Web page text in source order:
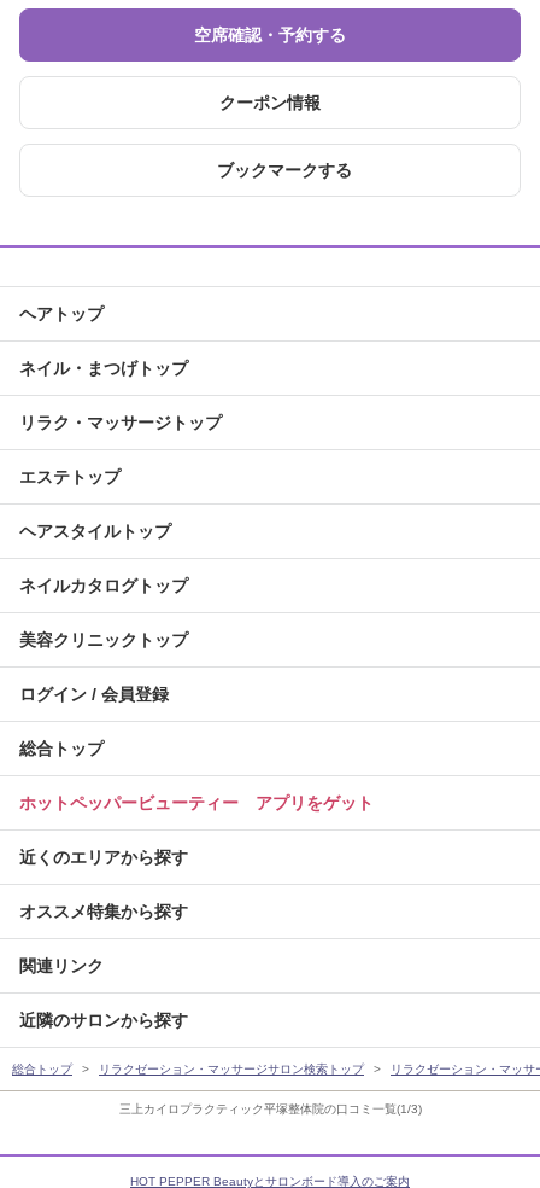
三上カイロプラクティック平塚整体院の口コミ一覧(1/3)
空席確認・予約する
クーポン情報
ブックマークする
ヘアトップ
ネイル・まつげトップ
リラク・マッサージトップ
エステトップ
ヘアスタイルトップ
ネイルカタログトップ
美容クリニックトップ
ログイン / 会員登録
総合トップ
ホットペッパービューティー アプリをゲット
近くのエリアから探す
オススメ特集から探す
関連リンク
近隣のサロンから探す
総合トップ リラクゼーション・マッサージサロン検索トップ リラクゼーション・マッ
HOT PEPPER Beautyとサロンボード導入のご案内